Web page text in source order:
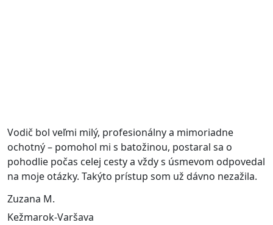
Vodič bol veľmi milý, profesionálny a mimoriadne
ochotný – pomohol mi s batožinou, postaral sa o
pohodlie počas celej cesty a vždy s úsmevom odpovedal
na moje otázky. Takýto prístup som už dávno nezažila.
Zuzana M.
Kežmarok-Varšava